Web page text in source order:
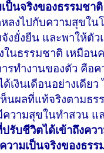
ป็นจริงของธรรมชาติ
ลงไปกับความสุขใ
งยั่งยืน และพาให้ตั
นธรรมชาติ เหมือน
รทำงานของตัว คือค
งินเดือนอย่างเดียว
นผลที่แท้จริงตามธร
วามสุขในทำสวน แ
รับชีวิตได้เข้าถึงคว
ามเป็นจริงของธรร